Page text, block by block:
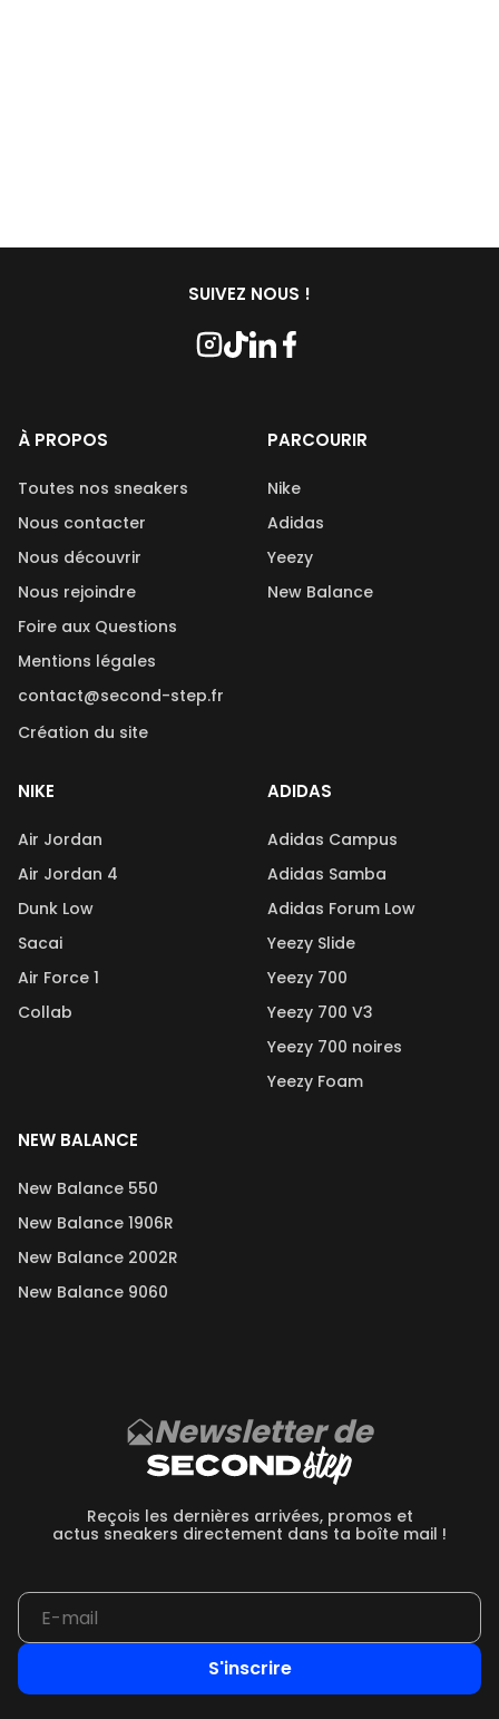
SUIVEZ NOUS !
À PROPOS
Toutes nos sneakers
Nous contacter
Nous découvrir
Nous rejoindre
Foire aux Questions
Mentions légales
contact@second-step.fr
Création du site
PARCOURIR
Nike
Adidas
Yeezy
New Balance
NIKE
Air Jordan
Air Jordan 4
Dunk Low
Sacai
Air Force 1
Collab
ADIDAS
Adidas Campus
Adidas Samba
Adidas Forum Low
Yeezy Slide
Yeezy 700
Yeezy 700 V3
Yeezy 700 noires
Yeezy Foam
NEW BALANCE
New Balance 550
New Balance 1906R
New Balance 2002R
New Balance 9060
Newsletter de
Reçois les dernières arrivées, promos et
actus sneakers directement dans ta boîte mail !
S'inscrire